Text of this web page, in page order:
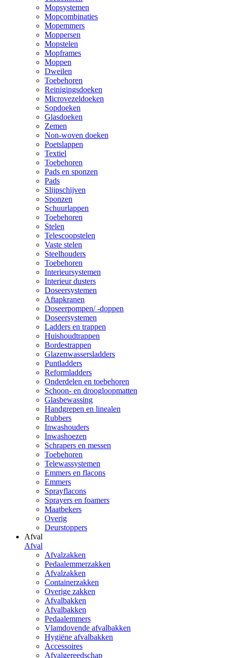
Mopsystemen
Mopcombinaties
Mopemmers
Moppersen
Mopstelen
Mopframes
Moppen
Dweilen
Toebehoren
Reinigingsdoeken
Microvezeldoeken
Sopdoeken
Glasdoeken
Zemen
Non-woven doeken
Poetslappen
Textiel
Toebehoren
Pads en sponzen
Pads
Slijpschijven
Sponzen
Schuurlappen
Toebehoren
Stelen
Telescoopstelen
Vaste stelen
Steelhouders
Toebehoren
Interieursystemen
Interieur dusters
Doseersystemen
Aftapkranen
Doseerpompen/ -doppen
Doseersystemen
Ladders en trappen
Huishoudtrappen
Bordestrappen
Glazenwassersladders
Puntladders
Reformladders
Onderdelen en toebehoren
Schoon- en droogloopmatten
Glasbewassing
Handgrepen en linealen
Rubbers
Inwashouders
Inwashoezen
Schrapers en messen
Toebehoren
Telewassystemen
Emmers en flacons
Emmers
Sprayflacons
Sprayers en foamers
Maatbekers
Overig
Deurstoppers
Afval
Afval
Afvalzakken
Pedaalemmerzakken
Afvalzakken
Containerzakken
Overige zakken
Afvalbakken
Afvalbakken
Pedaalemmers
Vlamdovende afvalbakken
Hygiëne afvalbakken
Accessoires
Afvalgereedschap